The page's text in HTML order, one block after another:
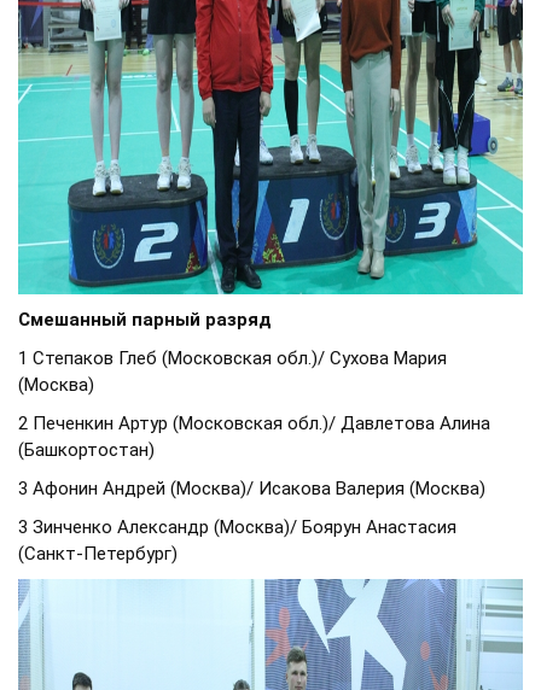
Смешанный парный разряд
1 Степаков Глеб (Московская обл.)/ Сухова Мария
(Москва)
2 Печенкин Артур (Московская обл.)/ Давлетова Алина
(Башкортостан)
3 Афонин Андрей (Москва)/ Исакова Валерия (Москва)
3 Зинченко Александр (Москва)/ Боярун Анастасия
(Санкт-Петербург)